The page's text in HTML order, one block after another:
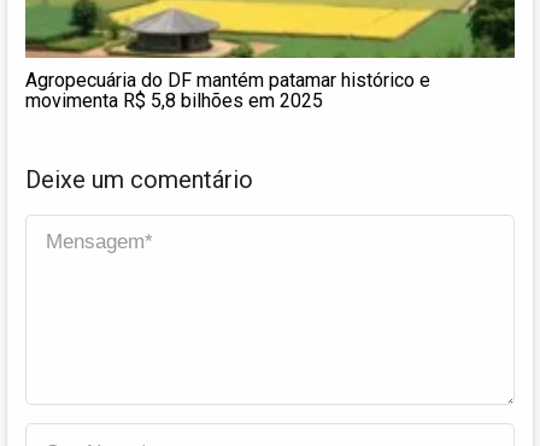
Agropecuária do DF mantém patamar histórico e
movimenta R$ 5,8 bilhões em 2025
Deixe um comentário